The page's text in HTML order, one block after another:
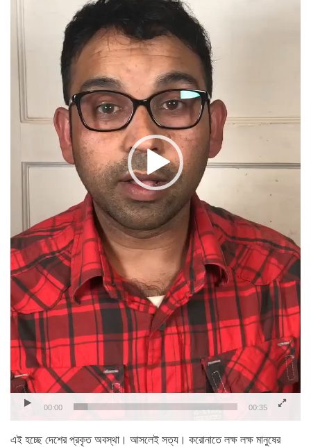
00:00 00:35
এই হচ্ছে দেশের প্রকৃত অবস্থা। আসলেই সত্য। করোনাতে লক্ষ লক্ষ মানুষের